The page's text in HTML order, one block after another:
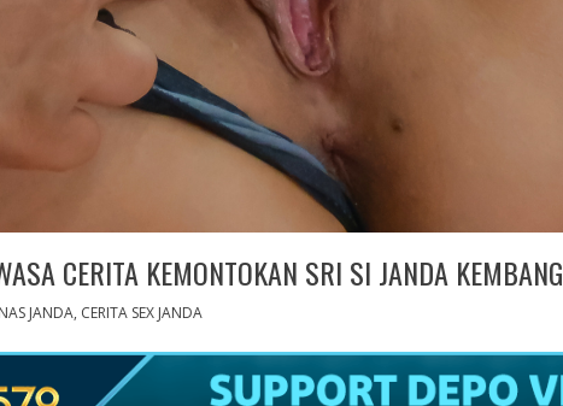
CERITA KEMONTOKAN SRI SI JANDA KEMBANG
JANDA, CERITA SEX JANDA